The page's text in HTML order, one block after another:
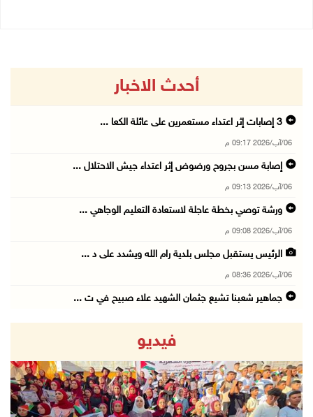
أحدث الاخبار
06/آب/2026 09:17 م
إصابة مسن بجروح ورضوض إثر اعتداء جيش الاحتلال ...
06/آب/2026 09:13 م
ورشة توصي بخطة عاجلة لاستعادة التعليم الوجاهي ...
06/آب/2026 09:08 م
الرئيس يستقبل مجلس بلدية رام الله ويشدد على د ...
06/آب/2026 08:36 م
جماهير شعبنا تشيع جثمان الشهيد علاء صبيح في ت ...
الاحتلال يوسع حملات الدهم والاعتقال في قلنديا ...
06/آب/2026 08:06 م
الرئيس المصري وملك البحرين يشددان على ضرورة ت ...
06/آب/2026 07:57 م
فيديو